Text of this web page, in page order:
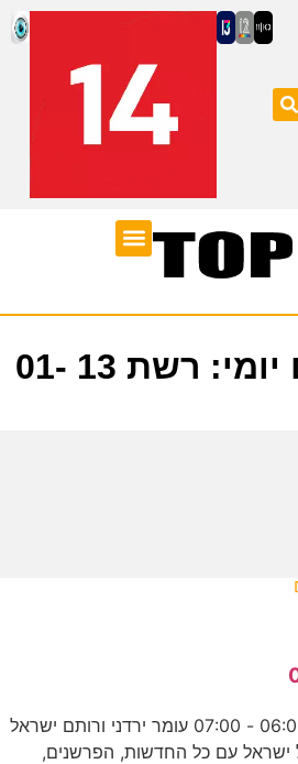
לוח שידורים יומי: רשת 13 01-
העולם הבוקר - רגע לפני 06:00 - 07:00 עומר ירדני ורותם ישראל
עם כל החדשות, הפרשנים,